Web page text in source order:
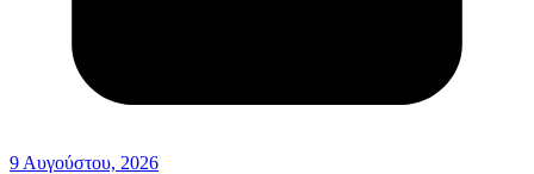
9 Αυγούστου, 2026